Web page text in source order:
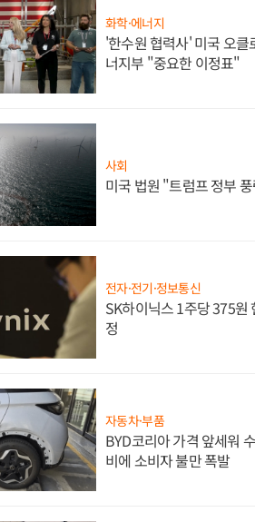
화학·에너지
'한수원 협력사' 미국 오클
너지부 "중요한 이정표"
사회
미국 법원 "트럼프 정부
전자·전기·정보통신
SK하이닉스 1주당 375원
정
자동차·부품
BYD코리아 가격 앞세워
비에 소비자 불만 폭발